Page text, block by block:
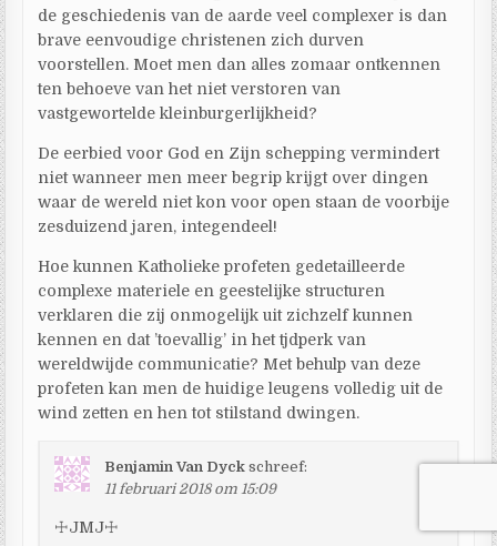
de geschiedenis van de aarde veel complexer is dan
brave eenvoudige christenen zich durven
voorstellen. Moet men dan alles zomaar ontkennen
ten behoeve van het niet verstoren van
vastgewortelde kleinburgerlijkheid?
De eerbied voor God en Zijn schepping vermindert
niet wanneer men meer begrip krijgt over dingen
waar de wereld niet kon voor open staan de voorbije
zesduizend jaren, integendeel!
Hoe kunnen Katholieke profeten gedetailleerde
complexe materiele en geestelijke structuren
verklaren die zij onmogelijk uit zichzelf kunnen
kennen en dat ’toevallig’ in het tjdperk van
wereldwijde communicatie? Met behulp van deze
profeten kan men de huidige leugens volledig uit de
wind zetten en hen tot stilstand dwingen.
Benjamin Van Dyck schreef:
11 februari 2018 om 15:09
☩JMJ☩